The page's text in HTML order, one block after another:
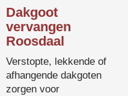
Dakgoot
vervangen
Roosdaal
Verstopte, lekkende of
afhangende dakgoten
zorgen voor